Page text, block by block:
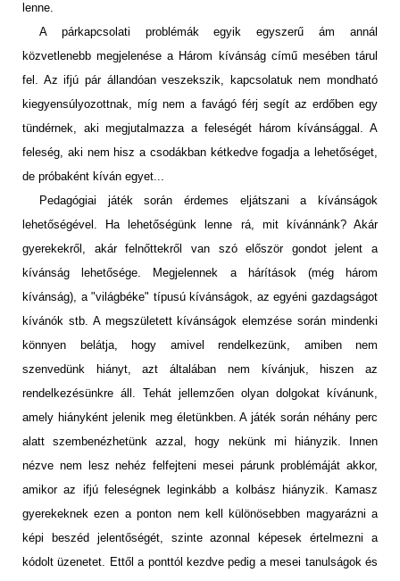
lenne.
A párkapcsolati problémák egyik egyszerű ám annál
közvetlenebb megjelenése a Három kívánság című mesében tárul
fel. Az ifjú pár állandóan veszekszik, kapcsolatuk nem mondható
kiegyensúlyozottnak, míg nem a favágó férj segít az erdőben egy
tündérnek, aki megjutalmazza a feleségét három kívánsággal. A
feleség, aki nem hisz a csodákban kétkedve fogadja a lehetőséget,
de próbaként kíván egyet...
Pedagógiai játék során érdemes eljátszani a kívánságok
lehetőségével. Ha lehetőségünk lenne rá, mit kívánnánk? Akár
gyerekekről, akár felnőttekről van szó először gondot jelent a
kívánság lehetősége. Megjelennek a hárítások (még három
kívánság), a "világbéke" típusú kívánságok, az egyéni gazdagságot
kívánók stb. A megszületett kívánságok elemzése során mindenki
könnyen belátja, hogy amivel rendelkezünk, amiben nem
szenvedünk hiányt, azt általában nem kívánjuk, hiszen az
rendelkezésünkre áll. Tehát jellemzően olyan dolgokat kívánunk,
amely hiányként jelenik meg életünkben. A játék során néhány perc
alatt szembenézhetünk azzal, hogy nekünk mi hiányzik. Innen
nézve nem lesz nehéz felfejteni mesei párunk problémáját akkor,
amikor az ifjú feleségnek leginkább a kolbász hiányzik. Kamasz
gyerekeknek ezen a ponton nem kell különösebben magyarázni a
képi beszéd jelentőségét, szinte azonnal képesek értelmezni a
kódolt üzenetet. Ettől a ponttól kezdve pedig a mesei tanulságok és